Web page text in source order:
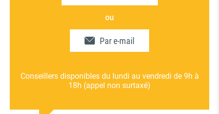
ou
Par e-mail
Conseillers disponibles du lundi au vendredi de 9h à
18h (appel non surtaxé)